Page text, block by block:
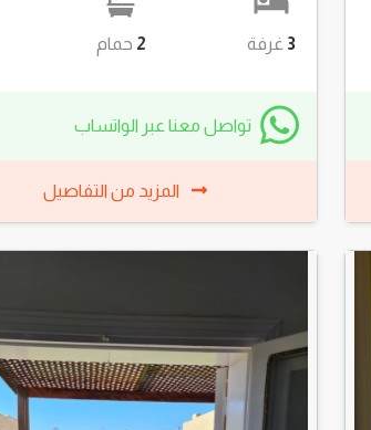
3 غرفة 2 حمام
تواصل معنا عبر الواتساب
المزيد من التفاصيل